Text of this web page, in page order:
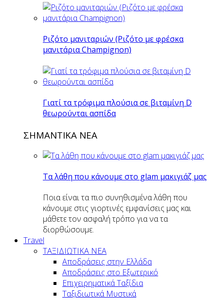
Ριζότο μανιταριών (Ριζότο με φρέσκα
μανιτάρια Champignon)
Γιατί τα τρόφιμα πλούσια σε βιταμίνη D
θεωρούνται ασπίδα
ΣΗΜΑΝΤΙΚΑ ΝΕΑ
Τα λάθη που κάνουμε στο glam μακιγιάζ μας
Ποια είναι τα πιο συνηθισμένα λάθη που
κάνουμε στις γιορτινές εμφανίσεις μας και
μάθετε τον ασφαλή τρόπο για να τα
διορθώσουμε.
Travel
ΤΑΞΙΔΙΩΤΙΚΑ ΝΕΑ
Αποδράσεις στην Ελλάδα
Αποδράσεις στο Εξωτερικό
Επιχειρηματικά Ταξίδια
Ταξιδιωτικά Μυστικά